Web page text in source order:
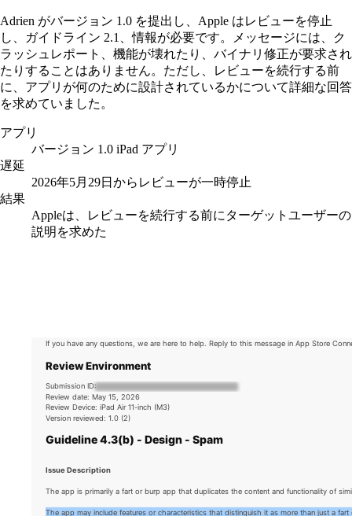
Adrien がバージョン 1.0 を提出し、Apple はレビューを停止
し、ガイドライン 2.1、情報が必要です。メッセージには、ク
ラッシュレポート、機能が壊れたり、バイナリ修正が要求され
たりすることはありません。ただし、レビューを続行する前
に、アプリが何のために設計されているかについて詳細な回答
を求めていました。
アプリ
バージョン 1.0 iPad アプリ
遅延
2026年5月29日からレビューが一時停止
結果
Appleは、レビューを続行する前にターゲットユーザーの
説明を求めた